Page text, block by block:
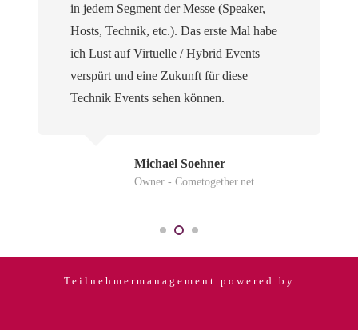
in jedem Segment der Messe (Speaker,
Hosts, Technik, etc.). Das erste Mal habe
ich Lust auf Virtuelle / Hybrid Events
verspürt und eine Zukunft für diese
Technik Events sehen können.
Michael Soehner
Owner - Cometogether.net
Teilnehmermanagement powered by